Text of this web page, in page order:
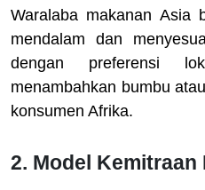
Waralaba makanan Asia
mendalam dan
dengan preferensi
menambahkan bumbu
konsumen Afrika.
2. Model Kemitraan